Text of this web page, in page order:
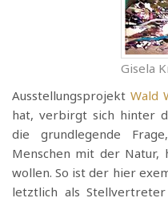
Gisela
Ausstellungsprojekt Wald
hat, verbirgt sich hinter
die grundlegende
Menschen mit der Natur,
wollen. So ist der hier
letztlich als